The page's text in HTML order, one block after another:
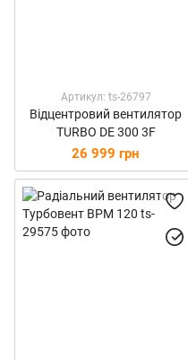
Артикул: ts-26797
Відцентровий вентилятор
TURBO DE 300 3F
26 999 грн